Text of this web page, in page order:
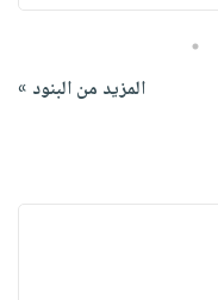
5
المزيد من البنود »